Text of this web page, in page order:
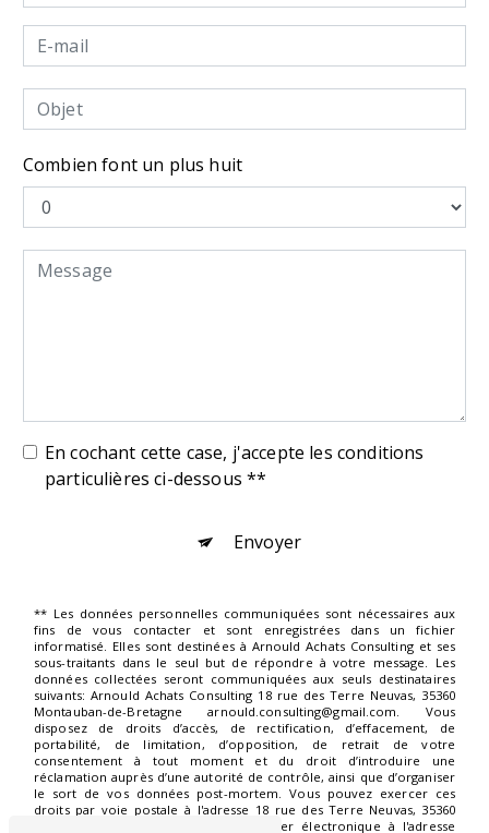
Combien font un plus huit
En cochant cette case, j'accepte les conditions
particulières ci-dessous **
Envoyer
** Les données personnelles communiquées sont nécessaires aux
fins de vous contacter et sont enregistrées dans un fichier
informatisé. Elles sont destinées à Arnould Achats Consulting et ses
sous-traitants dans le seul but de répondre à votre message. Les
données collectées seront communiquées aux seuls destinataires
suivants: Arnould Achats Consulting 18 rue des Terre Neuvas, 35360
Montauban-de-Bretagne arnould.consulting@gmail.com. Vous
disposez de droits d’accès, de rectification, d’effacement, de
portabilité, de limitation, d’opposition, de retrait de votre
consentement à tout moment et du droit d’introduire une
réclamation auprès d’une autorité de contrôle, ainsi que d’organiser
le sort de vos données post-mortem. Vous pouvez exercer ces
droits par voie postale à l'adresse 18 rue des Terre Neuvas, 35360
Montauban-de-Bretagne ou par courrier électronique à l'adresse